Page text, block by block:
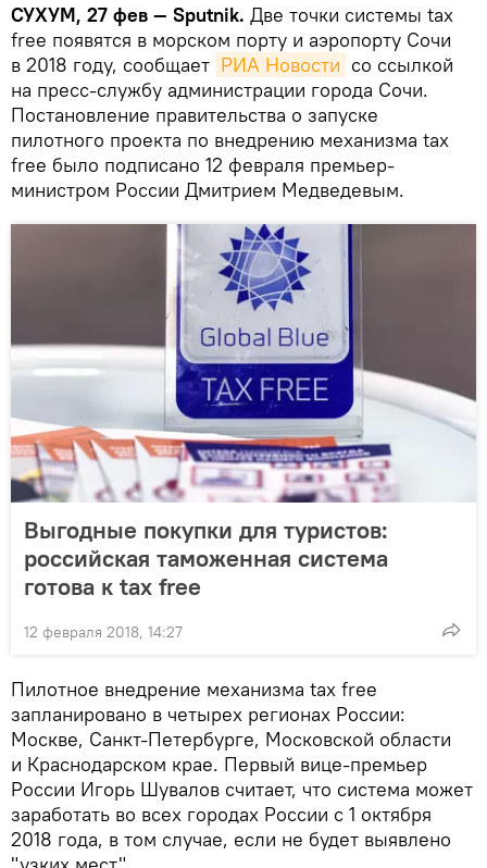
СУХУМ, 27 фев — Sputnik. Две точки системы tax
free появятся в морском порту и аэропорту Сочи
в 2018 году, сообщает РИА Новости со ссылкой
на пресс-службу администрации города Сочи.
Постановление правительства о запуске
пилотного проекта по внедрению механизма tax
free было подписано 12 февраля премьер-
министром России Дмитрием Медведевым.
Выгодные покупки для туристов:
российская таможенная система
готова к tax free
12 февраля 2018, 14:27
Пилотное внедрение механизма tax free
запланировано в четырех регионах России:
Москве, Санкт-Петербурге, Московской области
и Краснодарском крае. Первый вице-премьер
России Игорь Шувалов считает, что система может
заработать во всех городах России с 1 октября
2018 года, в том случае, если не будет выявлено